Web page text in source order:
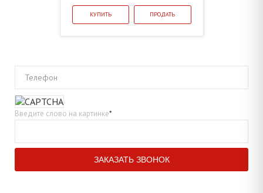
КУПИТЬ ПРОДАТЬ
Телефон
Введите слово на картинке*